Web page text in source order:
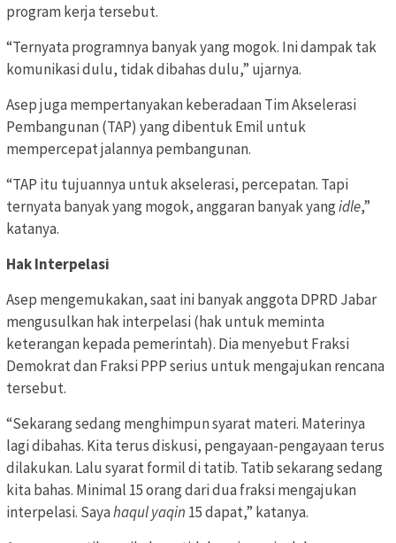
program kerja tersebut.
“Ternyata programnya banyak yang mogok. Ini dampak tak
komunikasi dulu, tidak dibahas dulu,” ujarnya.
Asep juga mempertanyakan keberadaan Tim Akselerasi
Pembangunan (TAP) yang dibentuk Emil untuk
mempercepat jalannya pembangunan.
“TAP itu tujuannya untuk akselerasi, percepatan. Tapi
ternyata banyak yang mogok, anggaran banyak yangidle,”
katanya.
Hak Interpelasi
Asep mengemukakan, saat ini banyak anggota DPRD Jabar
mengusulkan hak interpelasi (hak untuk meminta
keterangan kepada pemerintah). Dia menyebut Fraksi
Demokrat dan Fraksi PPP serius untuk mengajukan rencana
tersebut.
“Sekarang sedang menghimpun syarat materi. Materinya
lagi dibahas. Kita terus diskusi, pengayaan-pengayaan terus
dilakukan. Lalu syarat formil di tatib. Tatib sekarang sedang
kita bahas. Minimal 15 orang dari dua fraksi mengajukan
interpelasi. Sayahaqul yaqin 15 dapat,” katanya.